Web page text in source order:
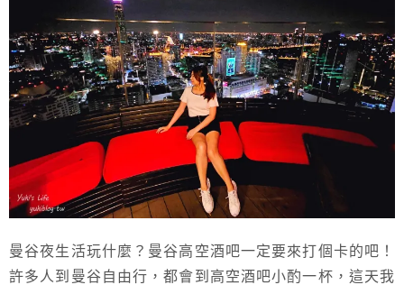
曼谷夜生活玩什麼？曼谷高空酒吧一定要來打個卡的吧！
許多人到曼谷自由行，都會到高空酒吧小酌一杯，這天我